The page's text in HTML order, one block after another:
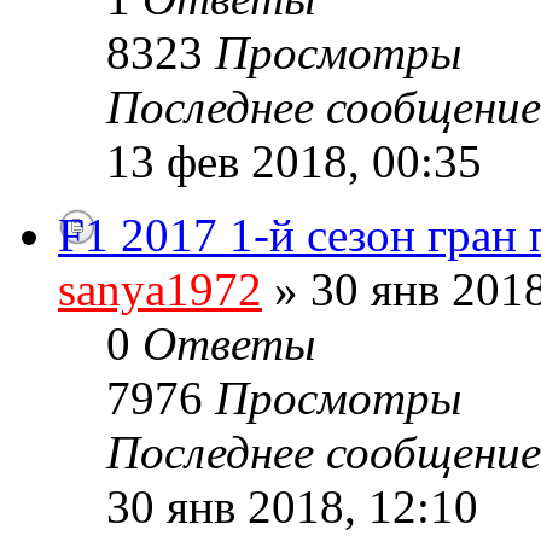
8323 Просмотры
Последнее
13 фев 2018, 00:35
F1 2017 1-й сезон
sanya1972 » 30 янв
0 Ответы
7976 Просмотры
Последнее
30 янв 2018, 12:10